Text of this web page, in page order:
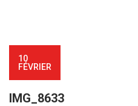
10
FÉVRIER
IMG_8633